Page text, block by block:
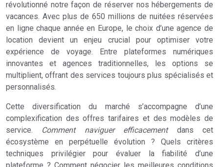
révolutionné notre façon de réserver nos hébergements de
vacances. Avec plus de 650 millions de nuitées réservées
en ligne chaque année en Europe, le choix d’une agence de
location devient un enjeu crucial pour optimiser votre
expérience de voyage. Entre plateformes numériques
innovantes et agences traditionnelles, les options se
multiplient, offrant des services toujours plus spécialisés et
personnalisés.
Cette diversification du marché s’accompagne d’une
complexification des offres tarifaires et des modèles de
service. Comment naviguer efficacement dans cet
écosystème en perpétuelle évolution ? Quels critères
techniques privilégier pour évaluer la fiabilité d’une